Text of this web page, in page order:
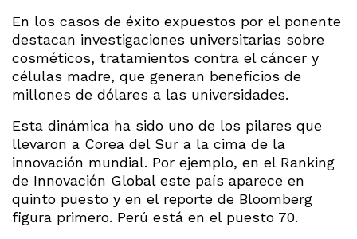
En los casos de éxito expuestos por el ponente
destacan investigaciones universitarias sobre
cosméticos, tratamientos contra el cáncer y
células madre, que generan beneficios de
millones de dólares a las universidades.
Esta dinámica ha sido uno de los pilares que
llevaron a Corea del Sur a la cima de la
innovación mundial. Por ejemplo, en el Ranking
de Innovación Global este país aparece en
quinto puesto y en el reporte de Bloomberg
figura primero. Perú está en el puesto 70.